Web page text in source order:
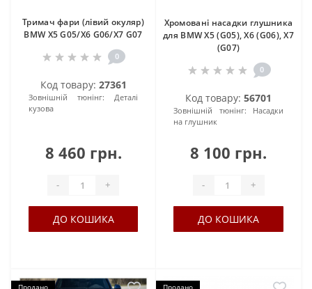
Тримач фари (лівий окуляр)
BMW X5 G05/X6 G06/X7 G07
0
Код товару: 27361
Зовнішній тюнінг:
Деталі
кузова
8 460 грн.
- +
ДО КОШИКА
Хромовані насадки глушника
для BMW X5 (G05), X6 (G06), X7
(G07)
0
Код товару: 56701
Зовнішній тюнінг:
Насадки
на глушник
8 100 грн.
- +
ДО КОШИКА
Продано Продано